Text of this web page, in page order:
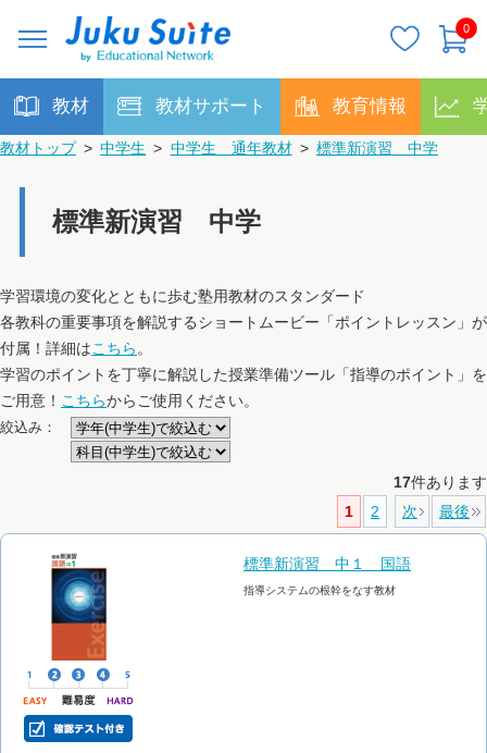
0
教材 教材サポート 教育情報
教材トップ > 中学生 > 中学生 通年教材 > 標準新演習 中学
標準新演習 中学
学習環境の変化とともに歩む塾用教材のスタンダード
各教科の重要事項を解説するショートムービー「ポイントレッスン」が
付属！詳細はこちら 。
学習のポイントを丁寧に解説した授業準備ツール「指導のポイント」を
ご用意！ こちらからご使用ください。
絞込み：
17件あります
1
2 次 最後
標準新演習 中１ 国語
指導システムの根幹をなす教材